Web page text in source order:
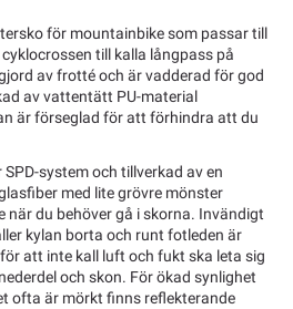
för mountainbike som passar till
till kalla långpass på
av frotté och är vadderad för god
av vattentätt PU-material
är förseglad för att förhindra att du
system och tillverkad av en
med lite grövre mönster
när du behöver gå i skorna. Invändigt
kylan borta och runt fotleden är
att inte kall luft och fukt ska leta sig
och skon. För ökad synlighet
ofta är mörkt finns reflekterande